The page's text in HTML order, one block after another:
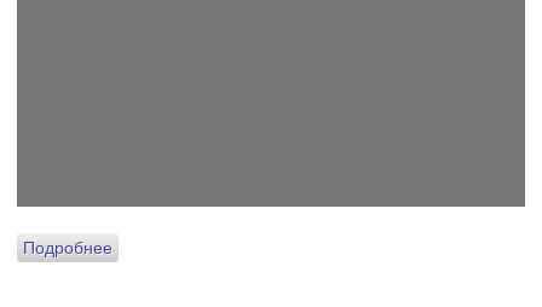
Подробнее